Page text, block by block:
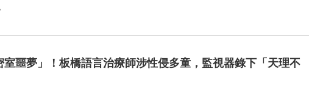
室噩夢」！板橋語言治療師涉性侵多童，監視器錄下「天理不